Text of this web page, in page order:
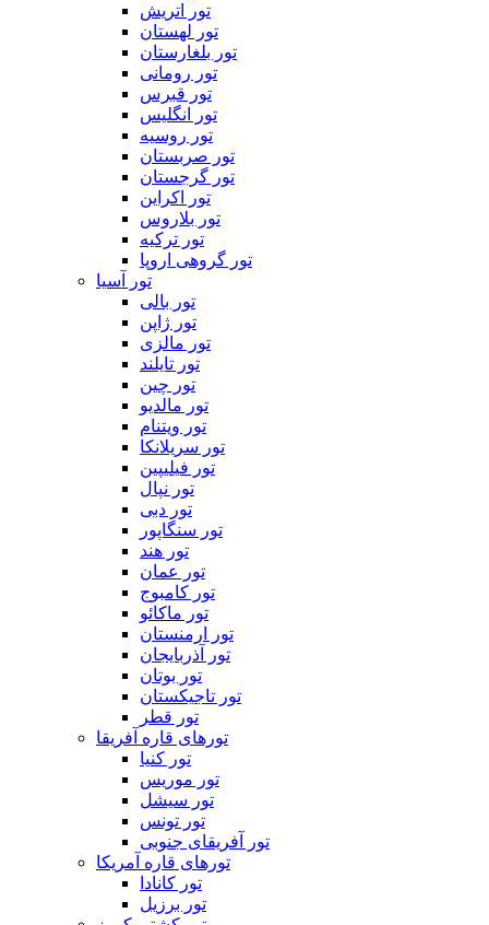
تور اتریش
تور لهستان
تور بلغارستان
تور رومانی
تور قبرس
تور انگلیس
تور روسیه
تور صربستان
تور گرجستان
تور اکراین
تور بلاروس
تور ترکیه
تور گروهی اروپا
تور آسیا
تور بالی
تور ژاپن
تور مالزی
تور تایلند
تور چین
تور مالدیو
تور ویتنام
تور سریلانکا
تور فیلیپین
تور نپال
تور دبی
تور سنگاپور
تور هند
تور عمان
تور کامبوج
تور ماکائو
تور ارمنستان
تور آذربایجان
تور بوتان
تور تاجیکستان
تور قطر
تورهای قاره آفریقا
تور کنیا
تور موریس
تور سیشل
تور تونس
تور آفریقای جنوبی
تورهای قاره آمریکا
تور کانادا
تور برزیل